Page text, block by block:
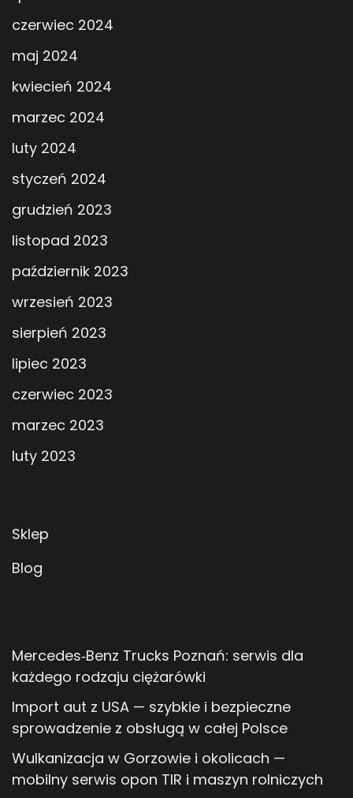
czerwiec 2024
maj 2024
kwiecień 2024
marzec 2024
luty 2024
styczeń 2024
grudzień 2023
listopad 2023
październik 2023
wrzesień 2023
sierpień 2023
lipiec 2023
czerwiec 2023
marzec 2023
luty 2023
Sklep
Blog
Mercedes‑Benz Trucks Poznań: serwis dla
każdego rodzaju ciężarówki
Import aut z USA — szybkie i bezpieczne
sprowadzenie z obsługą w całej Polsce
Wulkanizacja w Gorzowie i okolicach —
mobilny serwis opon TIR i maszyn rolniczych